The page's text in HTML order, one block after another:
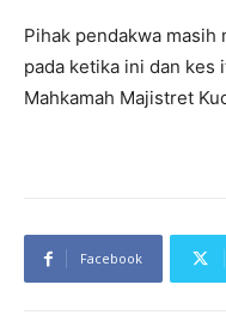
Pihak pendakwa
pada ketika ini dan kes
Mahkamah Majistret
Facebook